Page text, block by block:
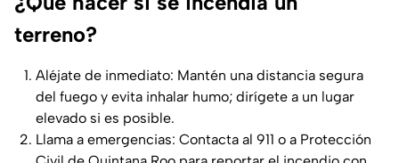
terreno?
Aléjate de inmediato: Mantén una distancia segura
del fuego y evita inhalar humo; dirígete a un lugar
elevado si es posible.
Llama a emergencias: Contacta al 911 o a Protección